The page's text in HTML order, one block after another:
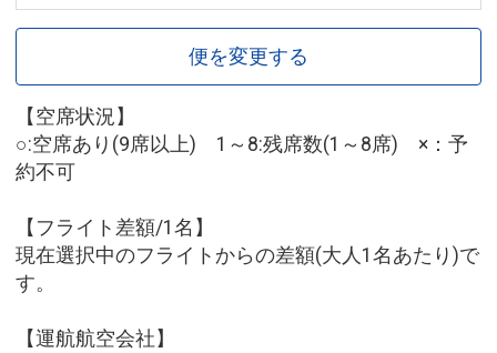
便を変更する
【空席状況】
○:空席あり(9席以上) 1～8:残席数(1～8席) ×：予
約不可
【フライト差額/1名】
現在選択中のフライトからの差額(大人1名あたり)で
す。
【運航航空会社】